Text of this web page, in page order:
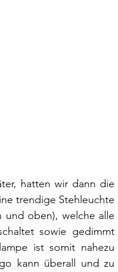
hatten wir dann die
trendige Stehleuchte
und oben), welche alle
sowie gedimmt
ist somit nahezu
kann überall und zu